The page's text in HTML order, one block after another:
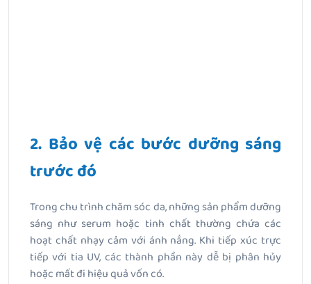
2. Bảo vệ các bước dưỡng sáng
trước đó
Trong chu trình chăm sóc da, những sản phẩm dưỡng
sáng như serum hoặc tinh chất thường chứa các
hoạt chất nhạy cảm với ánh nắng. Khi tiếp xúc trực
tiếp với tia UV, các thành phần này dễ bị phân hủy
hoặc mất đi hiệu quả vốn có.